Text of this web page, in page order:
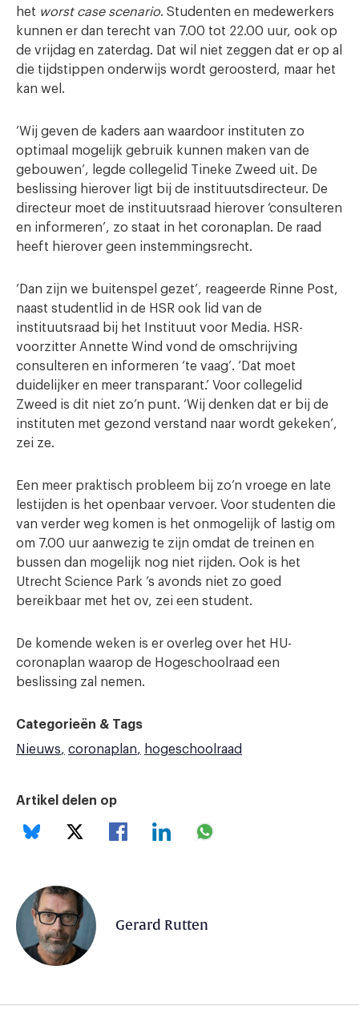
het worst case scenario. Studenten en medewerkers
kunnen er dan terecht van 7.00 tot 22.00 uur, ook op
de vrijdag en zaterdag. Dat wil niet zeggen dat er op al
die tijdstippen onderwijs wordt geroosterd, maar het
kan wel.
‘Wij geven de kaders aan waardoor instituten zo
optimaal mogelijk gebruik kunnen maken van de
gebouwen’, legde collegelid Tineke Zweed uit. De
beslissing hierover ligt bij de instituutsdirecteur. De
directeur moet de instituutsraad hierover ‘consulteren
en informeren’, zo staat in het coronaplan. De raad
heeft hierover geen instemmingsrecht.
‘Dan zijn we buitenspel gezet’, reageerde Rinne Post,
naast studentlid in de HSR ook lid van de
instituutsraad bij het Instituut voor Media. HSR-
voorzitter Annette Wind vond de omschrijving
consulteren en informeren ‘te vaag’. ‘Dat moet
duidelijker en meer transparant.’ Voor collegelid
Zweed is dit niet zo’n punt. ‘Wij denken dat er bij de
instituten met gezond verstand naar wordt gekeken’,
zei ze.
Een meer praktisch probleem bij zo’n vroege en late
lestijden is het openbaar vervoer. Voor studenten die
van verder weg komen is het onmogelijk of lastig om
om 7.00 uur aanwezig te zijn omdat de treinen en
bussen dan mogelijk nog niet rijden. Ook is het
Utrecht Science Park ’s avonds niet zo goed
bereikbaar met het ov, zei een student.
De komende weken is er overleg over het HU-
coronaplan waarop de Hogeschoolraad een
beslissing zal nemen.
Categorieën & Tags
Nieuws
coronaplan hogeschoolraad
Artikel delen op
Gerard Rutten